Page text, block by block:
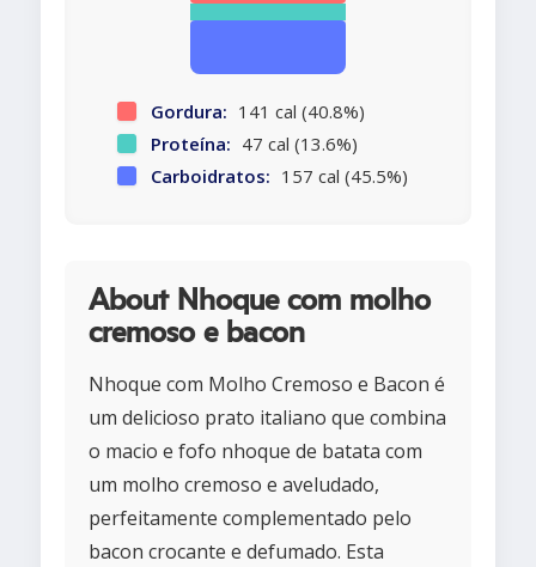
Gordura: 141 cal (40.8%)
Proteína: 47 cal (13.6%)
Carboidratos: 157 cal (45.5%)
About Nhoque com molho
cremoso e bacon
Nhoque com Molho Cremoso e Bacon é
um delicioso prato italiano que combina
o macio e fofo nhoque de batata com
um molho cremoso e aveludado,
perfeitamente complementado pelo
bacon crocante e defumado. Esta